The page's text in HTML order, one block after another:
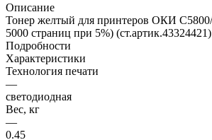
Описание
Тонер желтый для принтеров ОКИ
5000 страниц при 5%) (ст.артик.43324421)
Подробности
Характеристики
Технология печати
—
светодиодная
Вес, кг
—
0.45